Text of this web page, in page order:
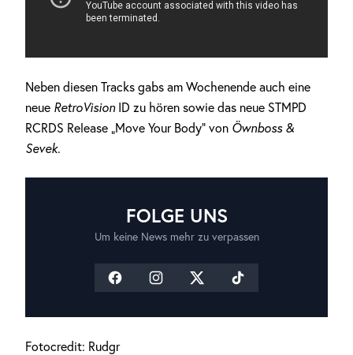
Neben diesen Tracks gabs am Wochenende auch eine
neue RetroVision ID zu hören sowie das neue STMPD
RCRDS Release „Move Your Body“ von Öwnboss &
Sevek.
FOLGE UNS
Um keine News mehr zu verpassen
Fotocredit: Rudgr